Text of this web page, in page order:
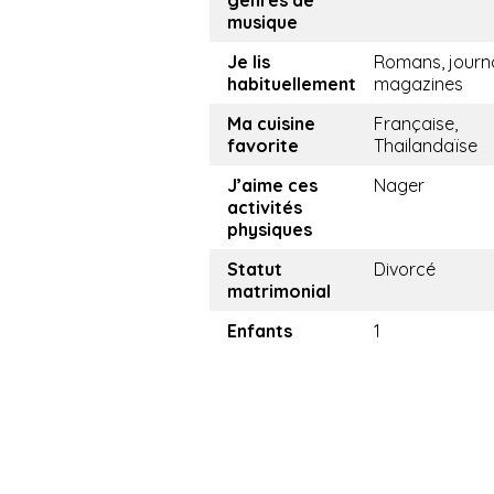
musique
Je lis
habituellement
Romans,
magazines
Ma cuisine
favorite
Française,
Thailandaïse
J’aime ces
activités
physiques
Nager
Statut
matrimonial
Divorcé
Enfants 1